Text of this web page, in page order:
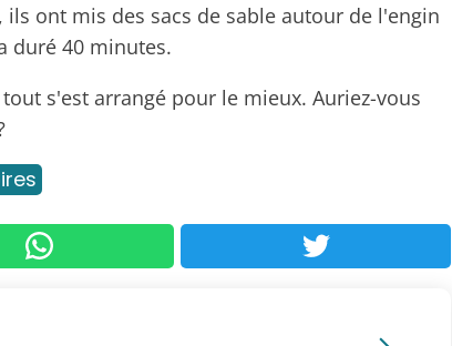
ont mis des sacs de sable autour de l'engin
duré 40 minutes.
s'est arrangé pour le mieux. Auriez-vous